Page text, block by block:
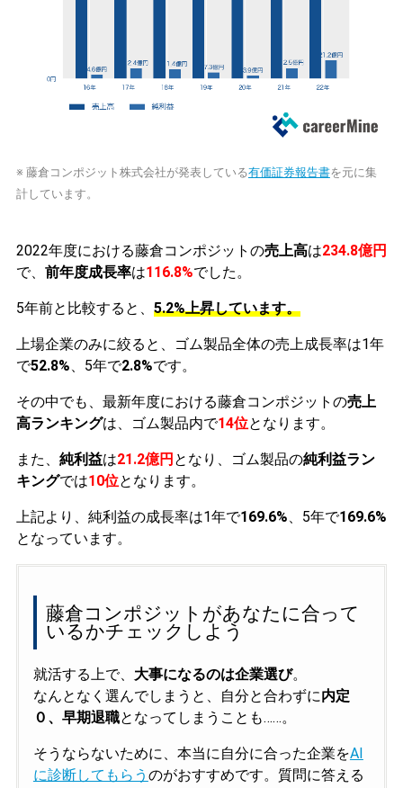
※ 藤倉コンポジット株式会社が発表している有価証券報告書を元に集
計しています。
2022年度における藤倉コンポジットの売上高は234.8億円
で、 前年度成長率は116.8%でした。
5年前と比較すると、 5.2%上昇しています。
上場企業のみに絞ると、ゴム製品全体の売上成長率は1年
で52.8%、5年で2.8%です。
その中でも、最新年度における藤倉コンポジットの売上
高ランキングは、ゴム製品内で14位となります。
また、 純利益は21.2億円 となり、ゴム製品の純利益ラン
キングでは10位となります。
上記より、純利益の成長率は1年で169.6%、5年で169.6%
となっています。
藤倉コンポジットがあなたに合って
いるかチェックしよう
就活する上で、 大事になるのは企業選び。
なんとなく選んでしまうと、自分と合わずに内定
０、早期退職となってしまうことも……。
そうならないために、本当に自分に合った企業をAI
に診断してもらう のがおすすめです。質問に答える